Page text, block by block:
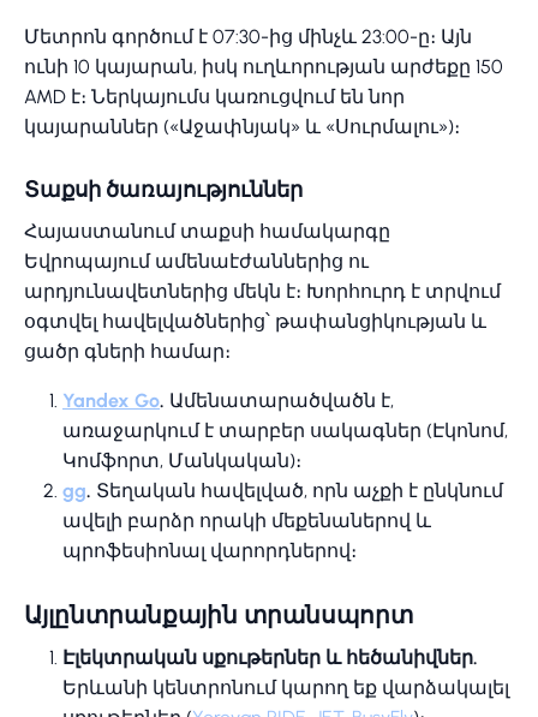
Մետրոն գործում է 07:30-ից մինչև 23:00-ը։ Այն
ունի 10 կայարան, իսկ ուղևորության արժեքը 150
AMD է։ Ներկայումս կառուցվում են նոր
կայարաններ («Աջափնյակ» և «Սուրմալու»)։
Տաքսի ծառայություններ
Հայաստանում տաքսի համակարգը
Եվրոպայում ամենաէժաններից ու
արդյունավետներից մեկն է։ Խորհուրդ է տրվում
օգտվել հավելվածներից՝ թափանցիկության և
ցածր գների համար։
Yandex Go. Ամենատարածվածն է,
առաջարկում է տարբեր սակագներ (Էկոնոմ,
Կոմֆորտ, Մանկական)։
gg. Տեղական հավելված, որն աչքի է ընկնում
ավելի բարձր որակի մեքենաներով և
պրոֆեսիոնալ վարորդներով։
Այլընտրանքային տրանսպորտ
Էլեկտրական սքութերներ և հեծանիվներ.
Երևանի կենտրոնում կարող եք վարձակալել